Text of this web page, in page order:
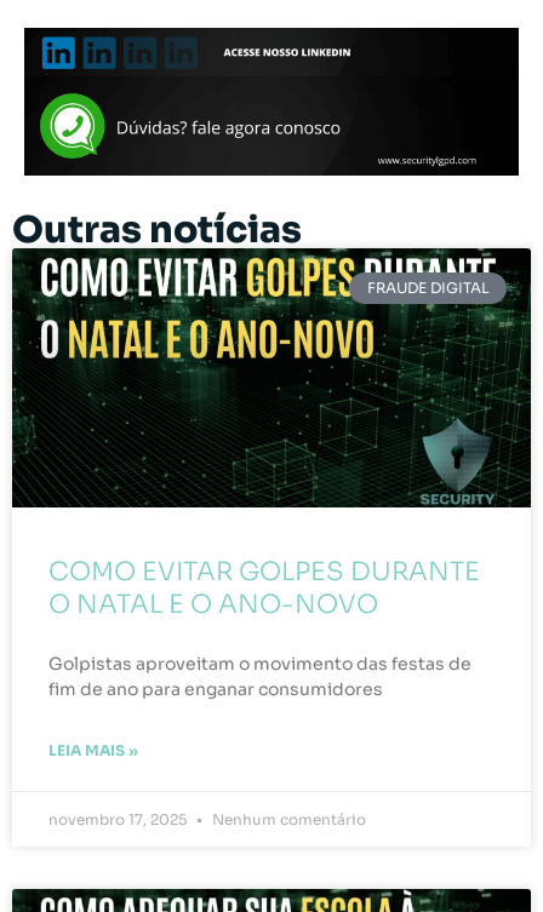
Outras notícias
FRAUDE DIGITAL
COMO EVITAR GOLPES DURANTE
O NATAL E O ANO-NOVO
Golpistas aproveitam o movimento das festas de
fim de ano para enganar consumidores
LEIA MAIS »
novembro 17, 2025 Nenhum comentário